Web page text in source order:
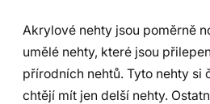
Akrylové nehty jsou poměrně
umělé nehty, které jsou
přírodních nehtů. Tyto nehty
chtějí mít jen delší nehty.